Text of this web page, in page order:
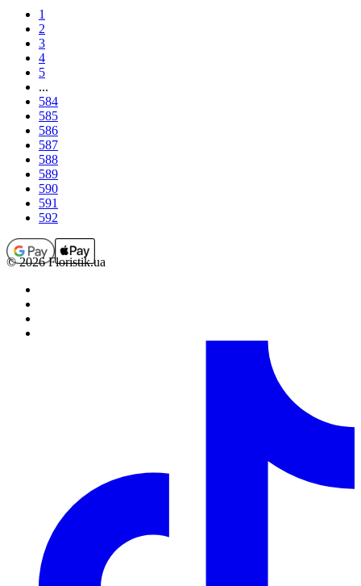
1
2
3
4
5
...
584
585
586
587
588
589
590
591
592
© 2026 Floristik.ua